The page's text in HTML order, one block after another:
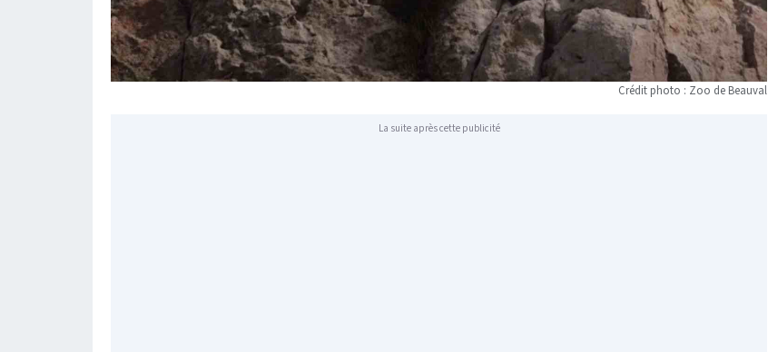
Crédit photo : Zoo de Beauval
La suite après cette publicité